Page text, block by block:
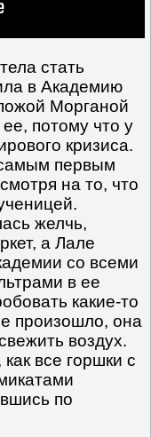
стать
в Академию
Морганой
потому что у
кризиса.
первым
на то, что
желчь,
а Лале
со всеми
в ее
какие-то
произошло, она
воздух.
все горшки с
по